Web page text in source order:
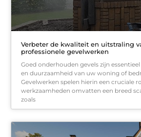
Verbeter de kwaliteit en uitstraling
professionele gevelwerken
Goed onderhouden gevels zijn
en duurzaamheid van uw woning of
Gevelwerken spelen hierin een cruciale
werkzaamheden omvatten een breed
zoals